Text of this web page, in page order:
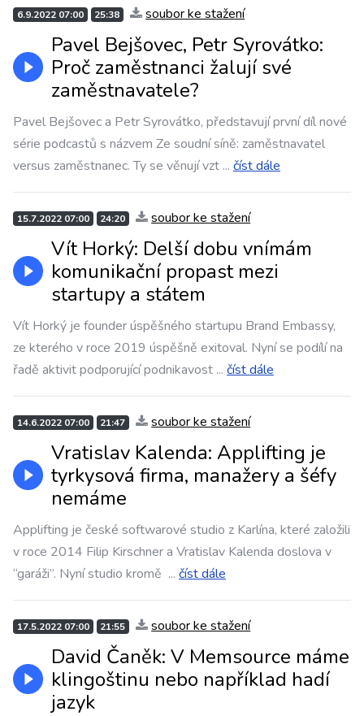
6.9.2022 07:00 25:38 soubor ke stažení
Pavel Bejšovec, Petr Syrovátko:
Proč zaměstnanci žalují své
zaměstnavatele?
Pavel Bejšovec a Petr Syrovátko, představují první díl nové
série podcastů s názvem Ze soudní síně: zaměstnavatel
versus zaměstnanec. Ty se věnují vzt ... číst dále
15.7.2022 07:00 24:20 soubor ke stažení
Vít Horký: Delší dobu vnímám
komunikační propast mezi
startupy a státem
Vít Horký je founder úspěšného startupu Brand Embassy,
ze kterého v roce 2019 úspěšně exitoval. Nyní se podílí na
řadě aktivit podporující podnikavost ... číst dále
14.6.2022 07:00 21:47 soubor ke stažení
Vratislav Kalenda: Applifting je
tyrkysová firma, manažery a šéfy
nemáme
Applifting je české softwarové studio z Karlína, které založili
v roce 2014 Filip Kirschner a Vratislav Kalenda doslova v
“garáži”. Nyní studio kromě ... číst dále
17.5.2022 07:00 21:55 soubor ke stažení
David Čaněk: V Memsource máme
klingoštinu nebo například hadí
jazyk